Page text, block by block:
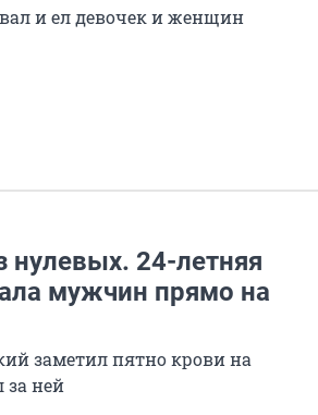
и ел девочек и женщин
нулевых. 24-летняя
мужчин прямо на
заметил пятно крови на
за ней